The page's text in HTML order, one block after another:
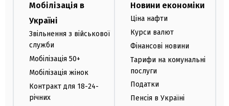
Мобілізація в
Україні
Звільнення з військової
служби
Мобілізація 50+
Мобілізація жінок
Контракт для 18-24-
річних
Новини економіки
Ціна нафти
Курси валют
Фінансові новини
Тарифи на комунальні
послуги
Податки
Пенсія в Україні